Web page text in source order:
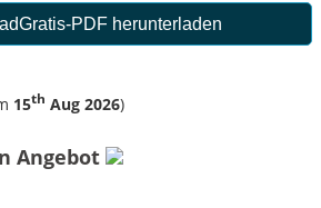
Gratis-PDF herunterladen
15th Aug 2026)
Angebot